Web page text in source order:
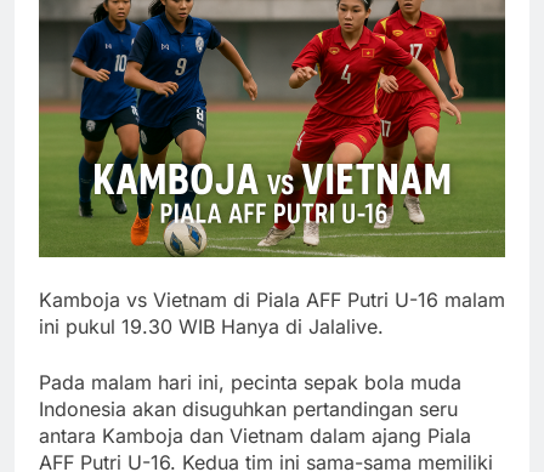
Kamboja vs Vietnam di Piala AFF Putri U-16 malam
ini pukul 19.30 WIB Hanya di Jalalive.
Pada malam hari ini, pecinta sepak bola muda
Indonesia akan disuguhkan pertandingan seru
antara Kamboja dan Vietnam dalam ajang Piala
AFF Putri U-16. Kedua tim ini sama-sama memiliki